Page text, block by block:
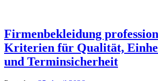
Firmenbekleidung
Kriterien für Qualität,
und Terminsicherheit